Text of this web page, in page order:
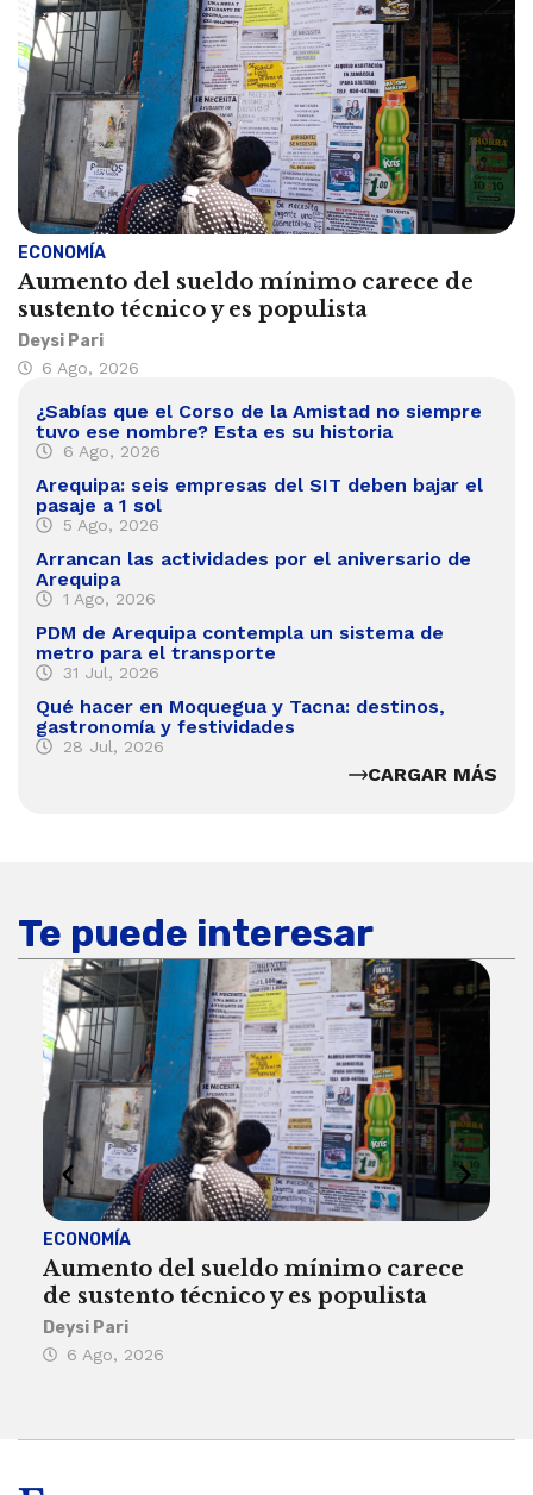
ECONOMÍA
Aumento del sueldo mínimo carece de
sustento técnico y es populista
Deysi Pari
6 Ago, 2026
¿Sabías que el Corso de la Amistad no siempre
tuvo ese nombre? Esta es su historia
6 Ago, 2026
Arequipa: seis empresas del SIT deben bajar el
pasaje a 1 sol
5 Ago, 2026
Arrancan las actividades por el aniversario de
Arequipa
1 Ago, 2026
PDM de Arequipa contempla un sistema de
metro para el transporte
31 Jul, 2026
Qué hacer en Moquegua y Tacna: destinos,
gastronomía y festividades
28 Jul, 2026
CARGAR MÁS
Te puede interesar
ECONOMÍA
Aumento del sueldo mínimo carece
de sustento técnico y es populista
Deysi Pari
6 Ago, 2026